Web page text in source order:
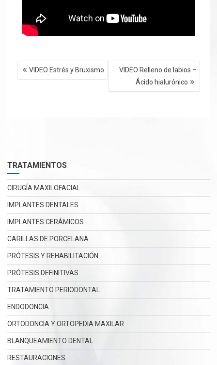
Navegación
VIDEO Estrés y Bruxismo
VIDEO Relleno de labios –
Ácido hialurónico
TRATAMIENTOS
CIRUGÍA MAXILOFACIAL
IMPLANTES DENTALES
IMPLANTES CERÁMICOS
CARILLAS DE PORCELANA
PRÓTESIS Y REHABILITACIÓN
PRÓTESIS DEFINITIVAS
TRATAMIENTO PERIODONTAL
ENDODONCIA
ORTODONCIA Y ORTOPEDIA MAXILAR
BLANQUEAMIENTO DENTAL
RESTAURACIONES